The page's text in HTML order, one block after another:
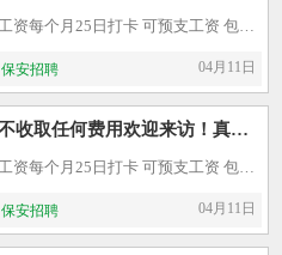
包吃住 当天入职 无犯罪记录 工资每个月25日打卡 可预支工资 包吃包住，长期短期保安 薪资待遇4000-6000不等 面试当天安排住宿，第二天就能上班18-55岁，站岗，坐岗，车场巡逻岗宿舍
保安招聘 04月11日
本次招聘公司内部直招，不收取任何费用欢迎来访！真实可靠 一、任职资格： 1、形象岗身高1.70米以上
包吃住 当天入职 无犯罪记录 工资每个月25日打卡 可预支工资 包吃包住，长期短期保安 薪资待遇4000-6000不等 面试当天安排住宿，第二天就能上班18-55岁，站岗，坐岗，车场巡逻岗宿舍
保安招聘 04月11日